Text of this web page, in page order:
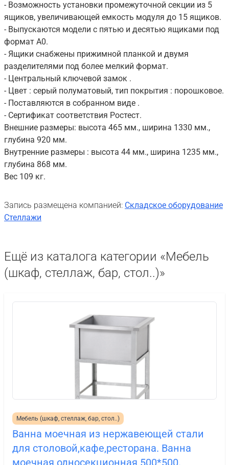
- Возможность установки промежуточной секции из 5
ящиков, увеличивающей емкость модуля до 15 ящиков.
- Выпускаются модели с пятью и десятью ящиками под
формат А0.
- Ящики снабжены прижимной планкой и двумя
разделителями под более мелкий формат.
- Центральный ключевой замок .
- Цвет : серый полуматовый, тип покрытия : порошковое.
- Поставляются в собранном виде .
- Сертификат соответствия Ростест.
Внешние размеры: высота 465 мм., ширина 1330 мм.,
глубина 920 мм.
Внутренние размеры : высота 44 мм., ширина 1235 мм.,
глубина 868 мм.
Вес 109 кг.
Запись размещена компанией: Складское оборудование
Стеллажи
Ещё из каталога категории «Мебель
(шкаф, стеллаж, бар, стол..)»
Мебель (шкаф, стеллаж, бар, стол..)
Ванна моечная из нержавеющей стали
для столовой,кафе,ресторана. Ванна
моечная односекционная 500*500.